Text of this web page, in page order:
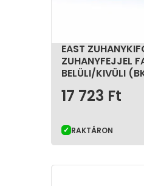
EAST
ZUHANYFEJJEL
BELÜLI/KIVÜLI
17 723 Ft
RAKTÁRON